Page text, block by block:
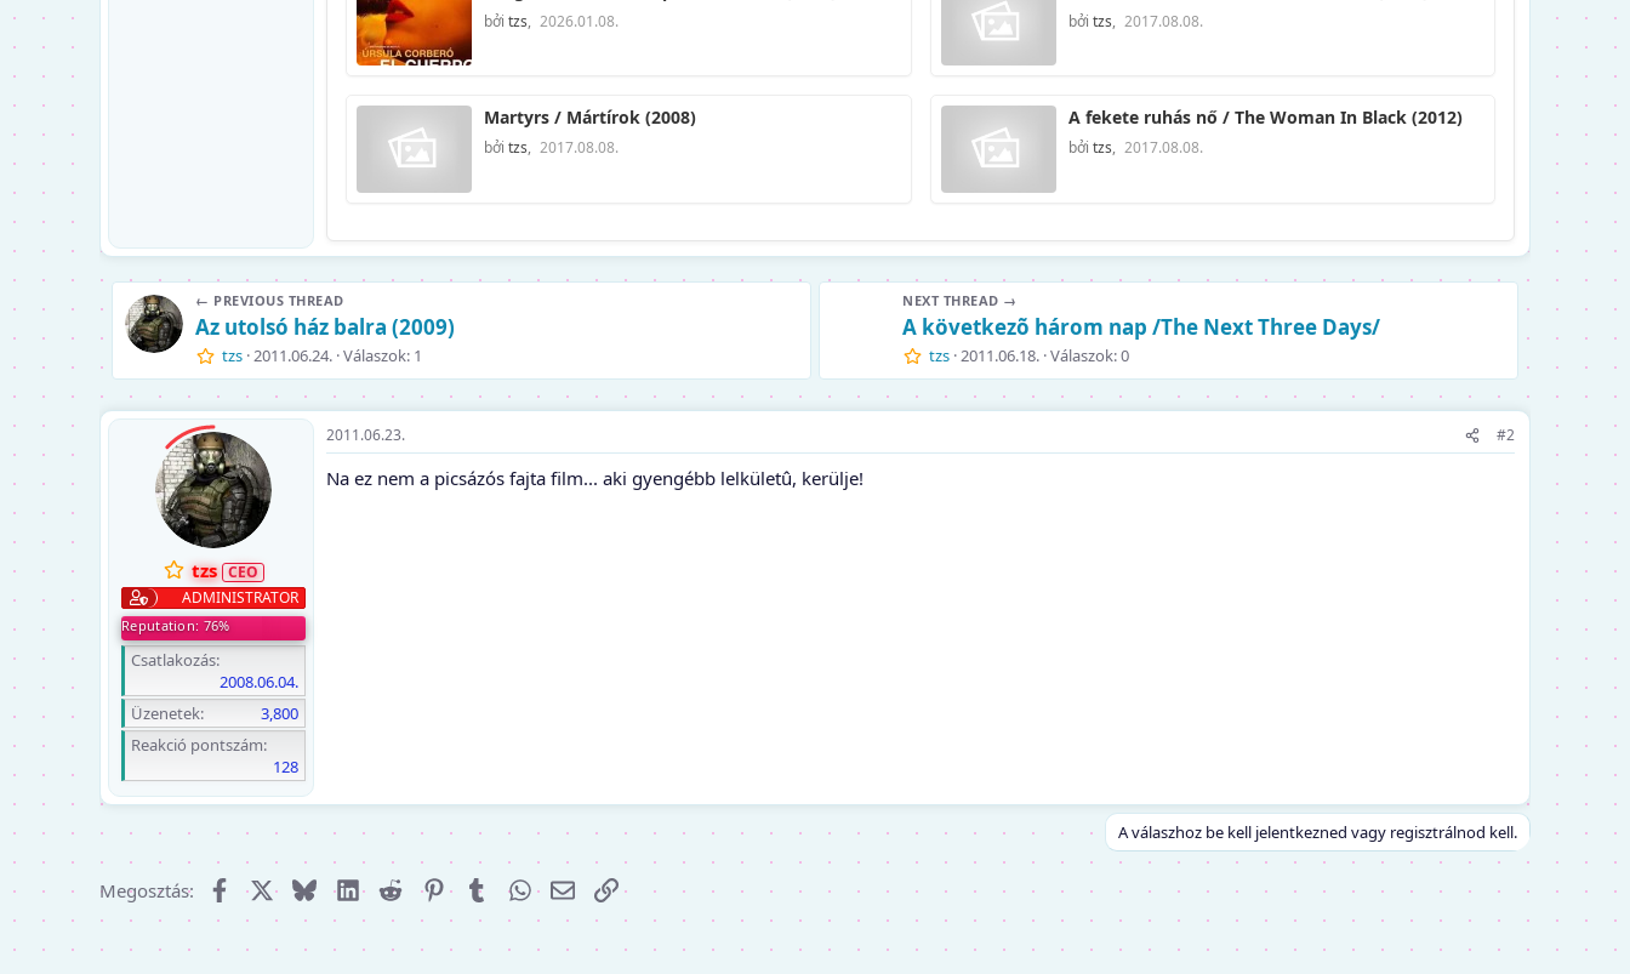
bởi tzs, 2026.01.08. bởi tzs, 2017.08.08.
Martyrs / Mártírok (2008)
bởi tzs, 2017.08.08.
A fekete ruhás nő / The Woman In Black (2012)
bởi tzs, 2017.08.08.
← PREVIOUS THREAD
Az utolsó ház balra (2009)
tzs 2011.06.24. Válaszok: 1
NEXT THREAD →
A következõ három nap /The Next Three Days/
tzs 2011.06.18. Válaszok: 0
tzs
ADMINISTRATOR
Reputation: 76%
Csatlakozás
2008.06.04.
Üzenetek
3,800
Reakció pontszám
128
2011.06.23. #2
Na ez nem a picsázós fajta film... aki gyengébb lelkületû, kerülje!
A válaszhoz be kell jelentkezned vagy regisztrálnod kell.
Megosztás: FacebookX (Twitter)
BlueskyLinkedIn
RedditPinterestTumblrWhatsApp
E-mailLink